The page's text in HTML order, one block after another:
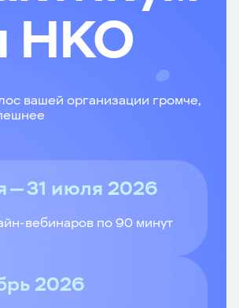
НКО
вашей организации громче,
— 31 июля 2026
вебинаров по 90 минут
2026